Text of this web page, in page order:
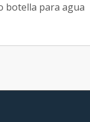
botella para agua